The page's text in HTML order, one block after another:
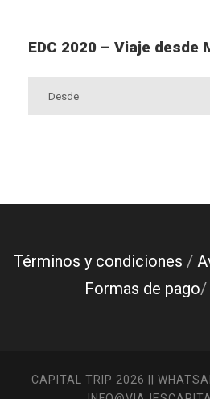
EDC 2020 – Viaje desde
Desde
Términos y condiciones /
Formas de pago/
CAPITAL TRIP 2026 ||